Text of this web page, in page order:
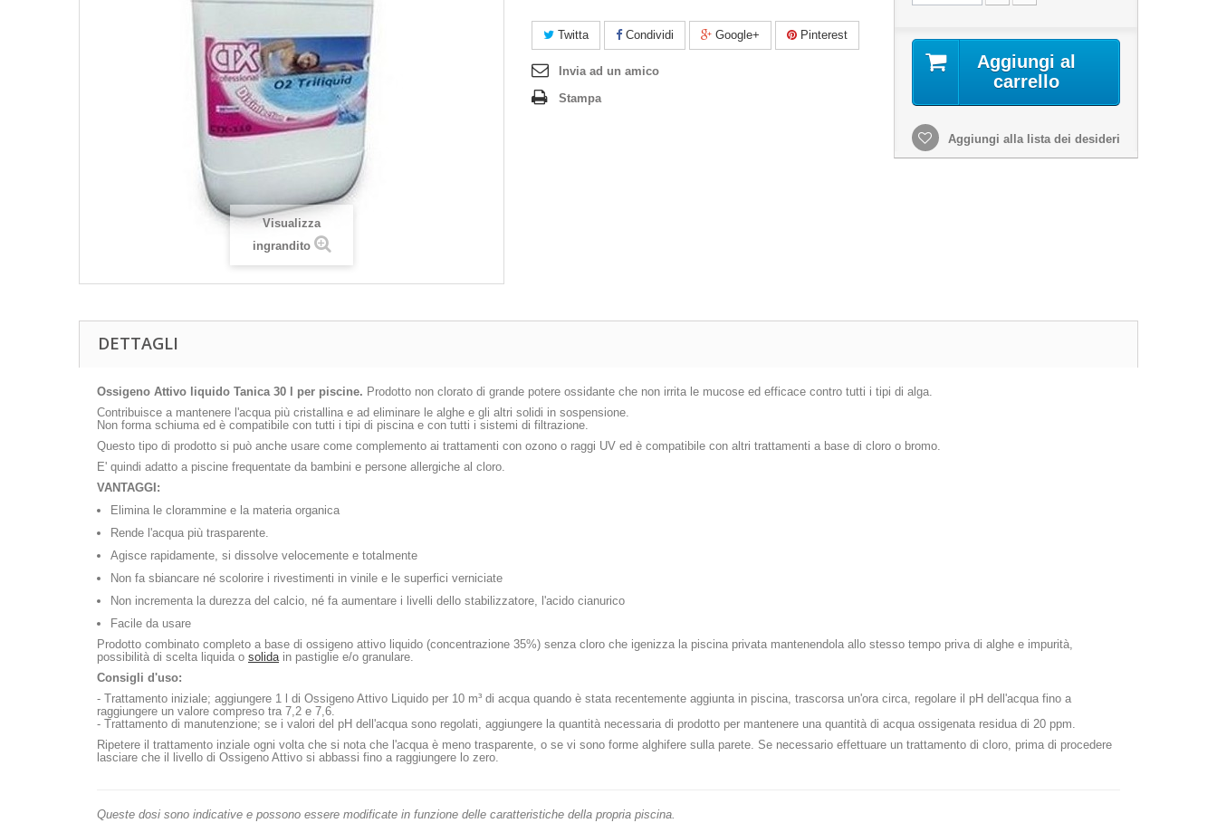
Visualizza
ingrandito
Twitta Condividi Google+ Pinterest
Invia ad un amico
Stampa
Aggiungi al
carrello
Aggiungi alla lista dei desideri
DETTAGLI
Ossigeno Attivo liquido Tanica 30 l per piscine. Prodotto non clorato di grande potere ossidante che non irrita le mucose ed efficace contro tutti i tipi di alga.
Contribuisce a mantenere l'acqua più cristallina e ad eliminare le alghe e gli altri solidi in sospensione.
Non forma schiuma ed è compatibile con tutti i tipi di piscina e con tutti i sistemi di filtrazione.
Questo tipo di prodotto si può anche usare come complemento ai trattamenti con ozono o raggi UV ed è compatibile con altri trattamenti a base di cloro o bromo.
E' quindi adatto a piscine frequentate da bambini e persone allergiche al cloro.
VANTAGGI:
Elimina le clorammine e la materia organica
Rende l'acqua più trasparente.
Agisce rapidamente, si dissolve velocemente e totalmente
Non fa sbiancare né scolorire i rivestimenti in vinile e le superfici verniciate
Non incrementa la durezza del calcio, né fa aumentare i livelli dello stabilizzatore, l'acido cianurico
Facile da usare
Prodotto combinato completo a base di ossigeno attivo liquido (concentrazione 35%) senza cloro che igenizza la piscina privata mantenendola allo stesso tempo priva di alghe e impurità,
possibilità di scelta liquida o solidain pastiglie e/o granulare.
Consigli d'uso:
- Trattamento iniziale; aggiungere 1 l di Ossigeno Attivo Liquido per 10 m³ di acqua quando è stata recentemente aggiunta in piscina, trascorsa un'ora circa, regolare il pH dell'acqua fino a
raggiungere un valore compreso tra 7,2 e 7,6.
- Trattamento di manutenzione; se i valori del pH dell'acqua sono regolati, aggiungere la quantità necessaria di prodotto per mantenere una quantità di acqua ossigenata residua di 20 ppm.
Ripetere il trattamento inziale ogni volta che si nota che l'acqua è meno trasparente, o se vi sono forme alghifere sulla parete. Se necessario effettuare un trattamento di cloro, prima di procedere
lasciare che il livello di Ossigeno Attivo si abbassi fino a raggiungere lo zero.
Queste dosi sono indicative e possono essere modificate in funzione delle caratteristiche della propria piscina.